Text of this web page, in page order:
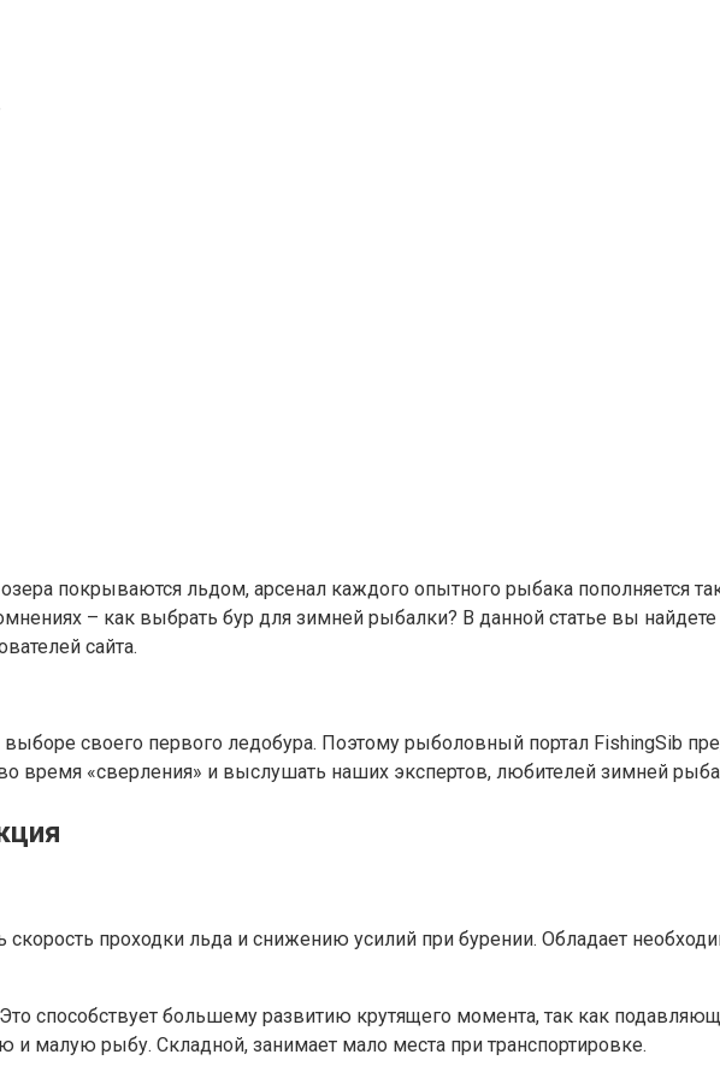
покрываются льдом, арсенал каждого опытного рыбака пополняется
– как выбрать бур для зимней рыбалки? В данной статье вы
сайта.
своего первого ледобура. Поэтому рыболовный портал FishingSib
время «сверления» и выслушать наших экспертов, любителей зимней
проходки льда и снижению усилий при бурении. Обладает
способствует большему развитию крутящего момента, так как
малую рыбу. Складной, занимает мало места при транспортировке.